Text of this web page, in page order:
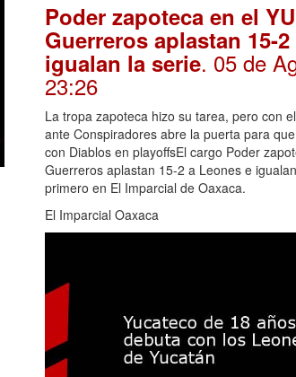
Poder zapoteca en el
Guerreros aplastan 15-
igualan la serie. 05 de
23:26
La tropa zapoteca hizo su tarea, pero con
ante Conspiradores abre la puerta para
con Diablos en playoffsEl cargo Poder
Guerreros aplastan 15-2 a Leones e
primero en El Imparcial de Oaxaca.
El Imparcial Oaxaca